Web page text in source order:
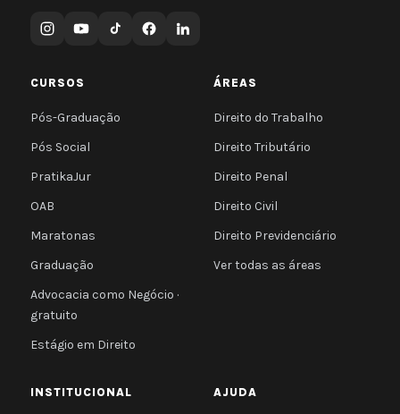
CURSOS
Pós-Graduação
Pós Social
PratikaJur
OAB
Maratonas
Graduação
Advocacia como Negócio ·
gratuito
Estágio em Direito
ÁREAS
Direito do Trabalho
Direito Tributário
Direito Penal
Direito Civil
Direito Previdenciário
Ver todas as áreas
INSTITUCIONAL AJUDA